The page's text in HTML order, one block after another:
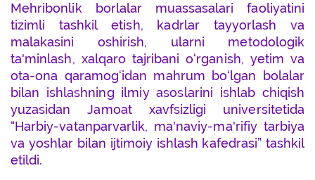
Mehribonlik borlalar muassasalari faoliyatini
tizimli tashkil etish, kadrlar tayyorlash va
malakasini oshirish, ularni metodologik
ta'minlash, xalqaro tajribani o‘rganish, yetim va
ota-ona qaramog‘idan mahrum bo‘lgan bolalar
bilan ishlashning ilmiy asoslarini ishlab chiqish
yuzasidan Jamoat xavfsizligi universitetida
“Harbiy-vatanparvarlik, ma'naviy-ma'rifiy tarbiya
va yoshlar bilan ijtimoiy ishlash kafedrasi” tashkil
etildi.